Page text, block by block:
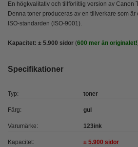
En högkvalitativ och tillförlitlig version av Canon
Denna toner produceras av en tillverkare som
ISO-standarden (ISO-9001).
Kapacitet: ± 5.900 sidor (600 mer än originalet!
Specifikationer
Typ: toner
Färg: gul
Varumärke: 123ink
Kapacitet: ± 5.900 sidor